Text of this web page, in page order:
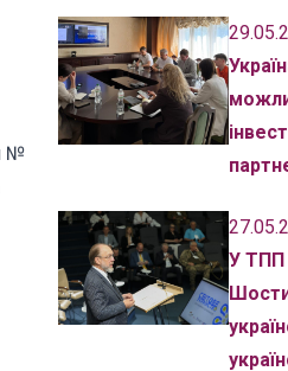
№
У ТПП